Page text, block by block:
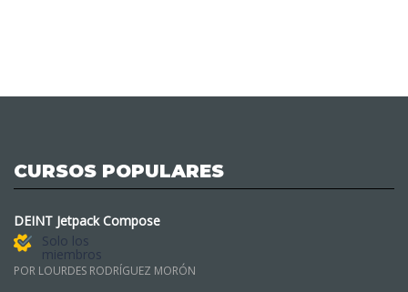
CURSOS POPULARES
DEINT Jetpack Compose
Solo los
miembros
POR LOURDES RODRÍGUEZ MORÓN